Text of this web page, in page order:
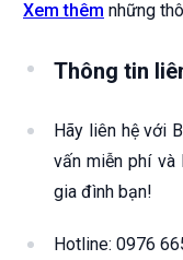
Xem thêm những
Thông tin
Hãy liên hệ với
vấn miễn phí và
gia đình bạn!
Hotline: 0976